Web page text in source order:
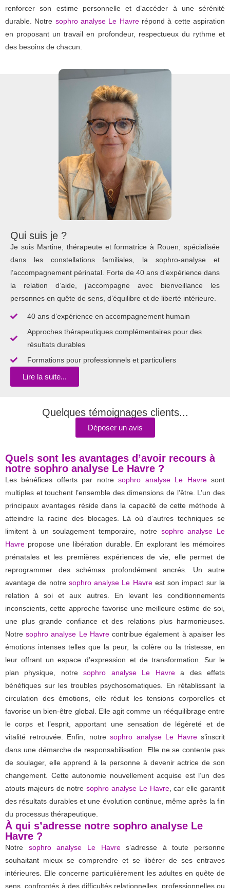
renforcer son estime personnelle et d’accéder à une sérénité
durable. Notre sophro analyse Le Havrerépond à cette aspiration
en proposant un travail en profondeur, respectueux du rythme et
des besoins de chacun.
Qui suis je ?
Je suis Martine, thérapeute et formatrice à Rouen, spécialisée
dans les constellations familiales, la sophro-analyse et
l’accompagnement périnatal. Forte de 40 ans d’expérience dans
la relation d’aide, j’accompagne avec bienveillance les
personnes en quête de sens, d’équilibre et de liberté intérieure.
40 ans d’expérience en accompagnement humain
Approches thérapeutiques complémentaires pour des
résultats durables
Formations pour professionnels et particuliers
Lire la suite...
Quelques témoignages clients...
Déposer un avis
Quels sont les avantages d’avoir recours à
notre sophro analyse Le Havre ?
Les bénéfices offerts par notresophro analyse Le Havresont
multiples et touchent l’ensemble des dimensions de l’être. L’un des
principaux avantages réside dans la capacité de cette méthode à
atteindre la racine des blocages. Là où d’autres techniques se
limitent à un soulagement temporaire, notre sophro analyse Le
Havre propose une libération durable. En explorant les mémoires
prénatales et les premières expériences de vie, elle permet de
reprogrammer des schémas profondément ancrés. Un autre
avantage de notre sophro analyse Le Havreest son impact sur la
relation à soi et aux autres. En levant les conditionnements
inconscients, cette approche favorise une meilleure estime de soi,
une plus grande confiance et des relations plus harmonieuses.
Notresophro analyse Le Havrecontribue également à apaiser les
émotions intenses telles que la peur, la colère ou la tristesse, en
leur offrant un espace d’expression et de transformation. Sur le
plan physique, notresophro analyse Le Havrea des effets
bénéfiques sur les troubles psychosomatiques. En rétablissant la
circulation des émotions, elle réduit les tensions corporelles et
favorise un bien-être global. Elle agit comme un rééquilibrage entre
le corps et l’esprit, apportant une sensation de légèreté et de
vitalité retrouvée. Enfin, notre sophro analyse Le Havres’inscrit
dans une démarche de responsabilisation. Elle ne se contente pas
de soulager, elle apprend à la personne à devenir actrice de son
changement. Cette autonomie nouvellement acquise est l’un des
atouts majeurs de notresophro analyse Le Havre, car elle garantit
des résultats durables et une évolution continue, même après la fin
du processus thérapeutique.
À qui s’adresse notre sophro analyse Le
Havre ?
Notre sophro analyse Le Havres’adresse à toute personne
souhaitant mieux se comprendre et se libérer de ses entraves
intérieures. Elle concerne particulièrement les adultes en quête de
sens, confrontés à des difficultés relationnelles, professionnelles ou